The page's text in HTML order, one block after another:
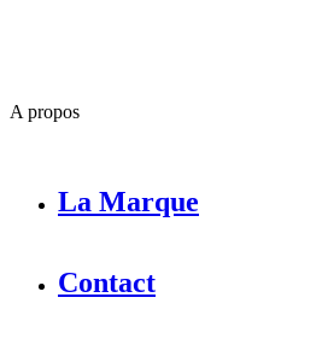
A propos
La Marque
Contact